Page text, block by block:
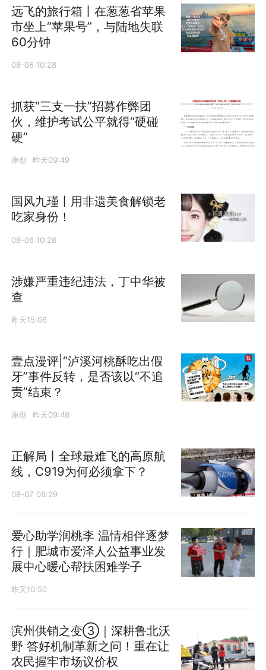
远飞的旅行箱丨在葱葱省苹果
市坐上“苹果号”，与陆地失联
60分钟
08-06 10:28
抓获“三支一扶”招募作弊团
伙，维护考试公平就得“硬碰
硬”
原创 昨天09:49
国风九瑾丨用非遗美食解锁老
吃家身份！
08-06 10:28
涉嫌严重违纪违法，丁中华被
查
昨天15:06
壹点漫评|“泸溪河桃酥吃出假
牙”事件反转，是否该以“不追
责”结束？
原创 昨天09:48
正解局丨全球最难飞的高原航
线，C919为何必须拿下？
08-07 08:29
爱心助学润桃李 温情相伴逐梦
行｜肥城市爱泽人公益事业发
展中心暖心帮扶困难学子
昨天10:50
滨州供销之变③｜深耕鲁北沃
野 答好机制革新之问！重在让
农民握牢市场议价权